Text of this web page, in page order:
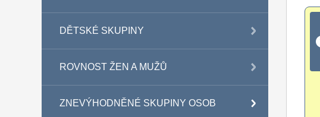
DĚTSKÉ SKUPINY
ROVNOST ŽEN A MUŽŮ
ZNEVÝHODNĚNÉ SKUPINY OSOB